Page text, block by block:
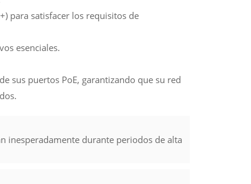
para satisfacer los requisitos de
esenciales.
sus puertos PoE, garantizando que su red
inesperadamente durante periodos de alta